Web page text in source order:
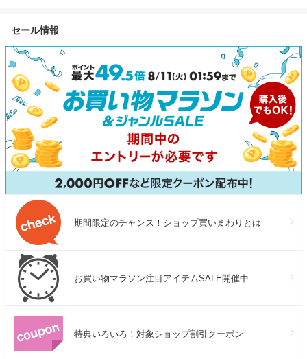
セール情報
期間限定のチャンス！ショップ買いまわりとは
お買い物マラソン注目アイテムSALE開催中
特典いろいろ！対象ショップ割引クーポン